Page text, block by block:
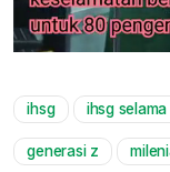
ihsg ihsg
generasi z